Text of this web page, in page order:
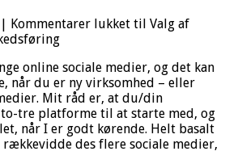
Kommentarer lukket til Valg af
online sociale medier, og det kan
når du er ny virksomhed – eller
Mit råd er, at du/din
tre platforme til at starte med, og
når I er godt kørende. Helt basalt
des flere sociale medier,